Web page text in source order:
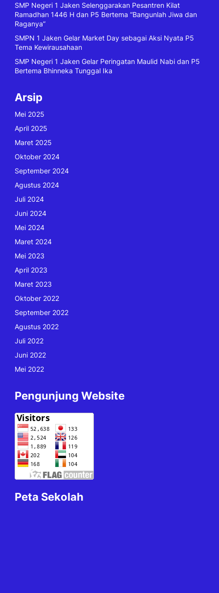
SMP Negeri 1 Jaken Selenggarakan Pesantren Kilat
Ramadhan 1446 H dan P5 Bertema “Bangunlah Jiwa dan
Raganya”
SMPN 1 Jaken Gelar Market Day sebagai Aksi Nyata P5
Tema Kewirausahaan
SMP Negeri 1 Jaken Gelar Peringatan Maulid Nabi dan P5
Bertema Bhinneka Tunggal Ika
Arsip
Mei 2025
April 2025
Maret 2025
Oktober 2024
September 2024
Agustus 2024
Juli 2024
Juni 2024
Mei 2024
Maret 2024
Mei 2023
April 2023
Maret 2023
Oktober 2022
September 2022
Agustus 2022
Juli 2022
Juni 2022
Mei 2022
Pengunjung Website
Peta Sekolah